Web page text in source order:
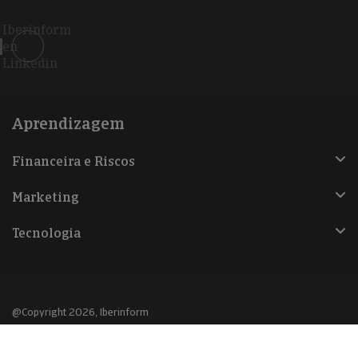
Iberinform
en
Linkedin
Aprendizagem
Financeira e Riscos
Marketing
Tecnologia
@Copyright 2026, Iberinform